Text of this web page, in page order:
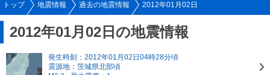
トップ 地震情報 過去の地震情報 2012年01月02日
2012年01月02日の地震情報
発生時刻：2012年01月02日04時28分頃
震源地：茨城県北部頃